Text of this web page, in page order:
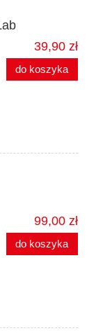
39,90 zł
do koszyka
99,00 zł
do koszyka